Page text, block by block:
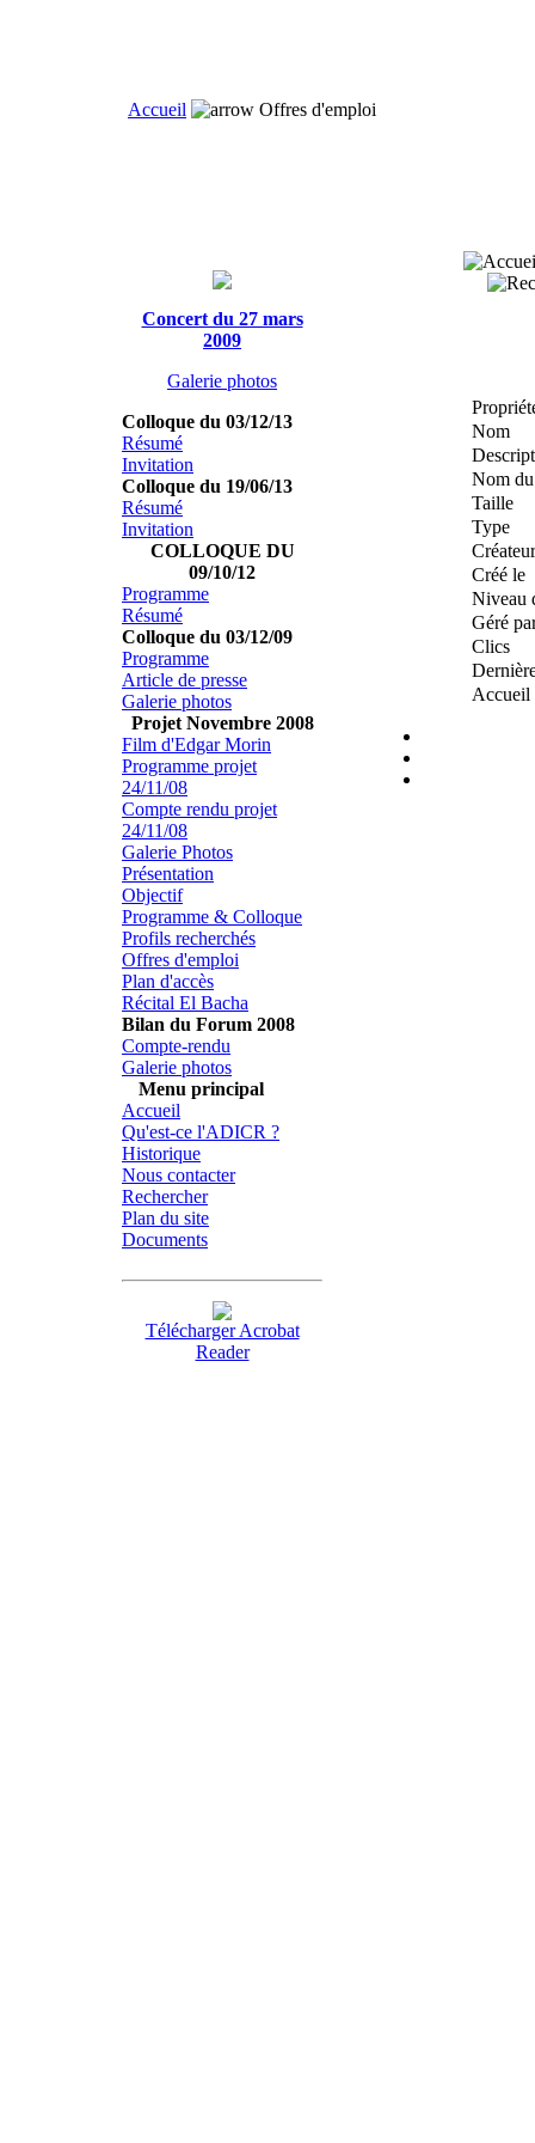
Accueil Offres d'emploi
Concert du 27 mars
2009
Galerie photos
Colloque du 03/12/13
Résumé
Invitation
Colloque du 19/06/13
Résumé
Invitation
COLLOQUE DU
09/10/12
Programme
Résumé
Colloque du 03/12/09
Programme
Article de presse
Galerie photos
Projet Novembre 2008
Film d'Edgar Morin
Programme projet
24/11/08
Compte rendu projet
24/11/08
Galerie Photos
Présentation
Objectif
Programme & Colloque
Profils recherchés
Offres d'emploi
Plan d'accès
Récital El Bacha
Bilan du Forum 2008
Compte-rendu
Galerie photos
Menu principal
Accueil
Qu'est-ce l'ADICR ?
Historique
Nous contacter
Rechercher
Plan du site
Documents
Télécharger Acrobat
Reader
Nom
Nom
Taille
Type
Créateur
Créé le
Niveau
Géré
Clics
Accueil